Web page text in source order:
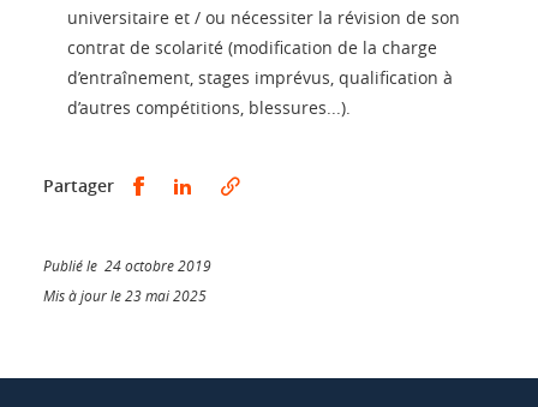
universitaire et / ou nécessiter la révision de son
contrat de scolarité (modification de la charge
d’entraînement, stages imprévus, qualification à
d’autres compétitions, blessures...).
Partager Partager sur Facebook
Partager sur LinkedIn
Publié le 24 octobre 2019
Mis à jour le 23 mai 2025